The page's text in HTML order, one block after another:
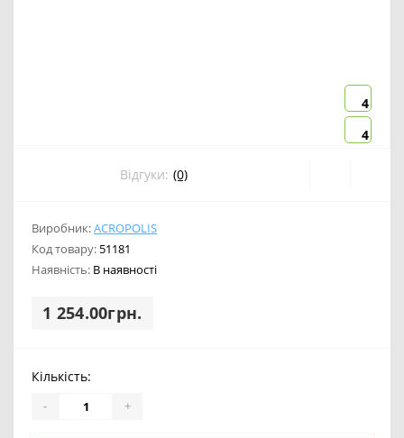
4
4
Відгуки: (0)
Виробник:ACROPOLIS
Код товару: 51181
Наявність: В наявності
1 254.00грн.
Кількість:
- +